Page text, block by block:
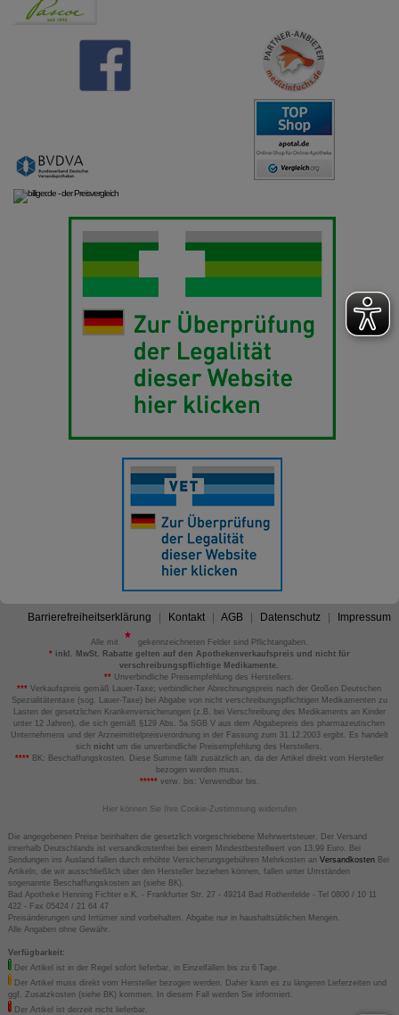
Barrierefreiheitserklärung Kontakt AGB Datenschutz Impressum
Alle mit
gekennzeichneten Felder sind Pflichtangaben.
*inkl. MwSt. Rabatte gelten auf den Apothekenverkaufspreis und nicht für
verschreibungspflichtige Medikamente.
** Unverbindliche Preisempfehlung des Herstellers.
*** Verkaufspreis gemäß Lauer-Taxe; verbindlicher Abrechnungspreis nach der Großen Deutschen
Spezialitätentaxe (sog. Lauer-Taxe) bei Abgabe von nicht verschreibungspflichtigen Medikamenten zu
Lasten der gesetzlichen Krankenversicherungen (z.B. bei Verschreibung des Medikaments an Kinder
unter 12 Jahren), die sich gemäß §129 Abs. 5a SGB V aus dem Abgabepreis des pharmazeutischen
Unternehmens und der Arzneimittelpreisverordnung in der Fassung zum 31.12.2003 ergibt. Es handelt
sich nicht um die unverbindliche Preisempfehlung des Herstellers.
****BK: Beschaffungskosten. Diese Summe fällt zusätzlich an, da der Artikel direkt vom Hersteller
bezogen werden muss.
*****verw. bis: Verwendbar bis.
Hier können Sie Ihre Cookie-Zustimmung widerrufen
Die angegebenen Preise beinhalten die gesetzlich vorgeschriebene Mehrwertsteuer. Der Versand
innerhalb Deutschlands ist versandkostenfrei bei einem Mindestbestellwert von 13,99 Euro. Bei
Sendungen ins Ausland fallen durch erhöhte Versicherungsgebühren Mehrkosten an VersandkostenBei
Artikeln, die wir ausschließlich über den Hersteller beziehen können, fallen unter Umständen
sogenannte Beschaffungskosten an (siehe BK).
Bad Apotheke Henning Fichter e.K. - Frankfurter Str. 27 - 49214 Bad Rothenfelde - Tel 0800 / 10 11
422 - Fax 05424 / 21 64 47
Preisänderungen und Irrtümer sind vorbehalten. Abgabe nur in haushaltsüblichen Mengen.
Alle Angaben ohne Gewähr.
Verfügbarkeit:
Der Artikel ist in der Regel sofort lieferbar, in Einzelfällen bis zu 6 Tage.
Der Artikel muss direkt vom Hersteller bezogen werden. Daher kann es zu längeren Lieferzeiten und
ggf. Zusatzkosten (siehe BK) kommen. In diesem Fall werden Sie informiert.
Der Artikel ist derzeit nicht lieferbar.